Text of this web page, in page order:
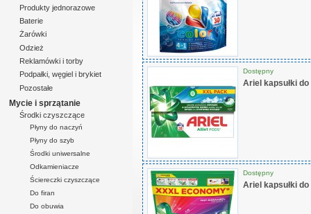
Produkty jednorazowe
Baterie
Żarówki
Odzież
Reklamówki i torby
Podpałki, węgiel i brykiet
Pozostałe
Mycie i sprzątanie
Środki czyszczące
Płyny do naczyń
Płyny do szyb
Środki uniwersalne
Odkamieniacze
Ściereczki czyszczące
Do firan
Do obuwia
Dostępny
Ariel kapsułki
Dostępny
Ariel kapsułki